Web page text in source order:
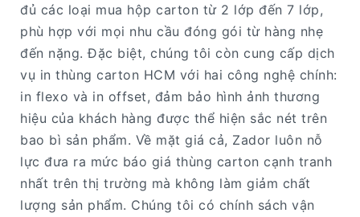
đủ các loại mua hộp carton từ 2 lớp đến 7 lớp,
phù hợp với mọi nhu cầu đóng gói từ hàng nhẹ
đến nặng. Đặc biệt, chúng tôi còn cung cấp dịch
vụ in thùng carton HCM với hai công nghệ chính:
in flexo và in offset, đảm bảo hình ảnh thương
hiệu của khách hàng được thể hiện sắc nét trên
bao bì sản phẩm. Về mặt giá cả, Zador luôn nỗ
lực đưa ra mức báo giá thùng carton cạnh tranh
nhất trên thị trường mà không làm giảm chất
lượng sản phẩm. Chúng tôi có chính sách vận